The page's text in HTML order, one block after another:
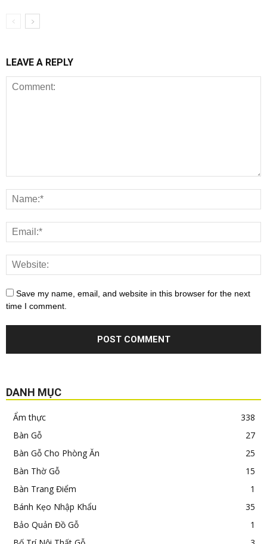
LEAVE A REPLY
Save my name, email, and website in this browser for the next
time I comment.
DANH MỤC
Ẩm thực
338
Bàn Gỗ
27
Bàn Gỗ Cho Phòng Ăn
25
Bàn Thờ Gỗ
15
Bàn Trang Điểm
1
Bánh Kẹo Nhập Khẩu
35
Bảo Quản Đồ Gỗ
1